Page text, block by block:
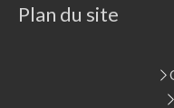
Plan du site